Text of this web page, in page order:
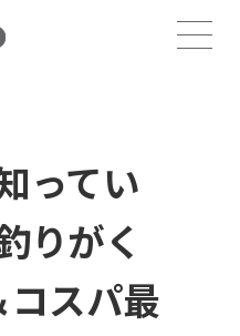
ってい
りがく
コスパ最